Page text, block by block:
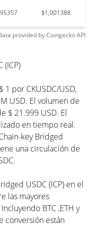
$1,001388
provided byCoingeckoAPI
(ICP)
1 por CKUSDC/USD,
USD. El volumen de
$ 21.999 USD. El
en tiempo real.
key Bridged
una circulación de
USDC (ICP) en el
las mayores
BTC ,ETH y
conversión están